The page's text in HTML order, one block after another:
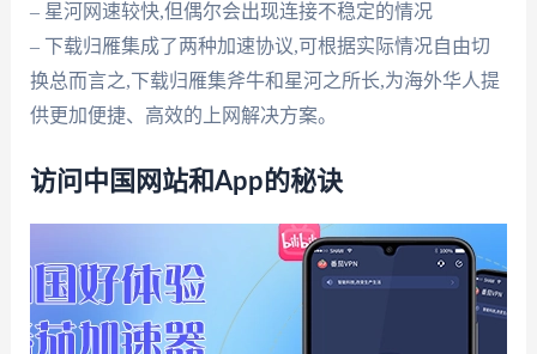
– 星河网速较快,但偶尔会出现连接不稳定的情况
– 下载归雁集成了两种加速协议,可根据实际情况自由切
换总而言之,下载归雁集斧牛和星河之所长,为海外华人提
供更加便捷、高效的上网解决方案。
访问中国网站和App的秘诀